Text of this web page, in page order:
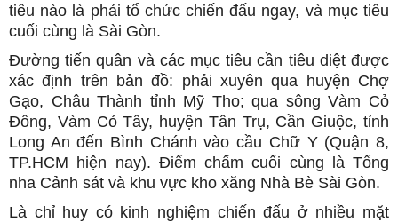
tiêu nào là phải tổ chức chiến đấu ngay, và mục tiêu
cuối cùng là Sài Gòn.
Đường tiến quân và các mục tiêu cần tiêu diệt được
xác định trên bản đồ: phải xuyên qua huyện Chợ
Gạo, Châu Thành tỉnh Mỹ Tho; qua sông Vàm Cỏ
Đông, Vàm Cỏ Tây, huyện Tân Trụ, Cần Giuộc, tỉnh
Long An đến Bình Chánh vào cầu Chữ Y (Quận 8,
TP.HCM hiện nay). Điểm chấm cuối cùng là Tổng
nha Cảnh sát và khu vực kho xăng Nhà Bè Sài Gòn.
Là chỉ huy có kinh nghiệm chiến đấu ở nhiều mặt